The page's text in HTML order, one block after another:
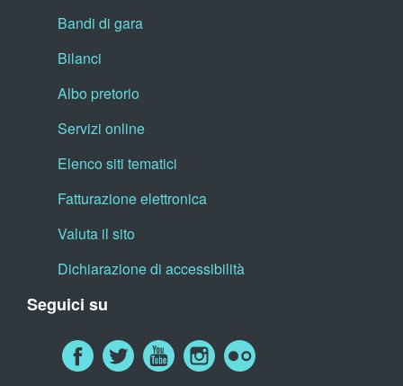
Bandi di gara
Bilanci
Albo pretorio
Servizi online
Elenco siti tematici
Fatturazione elettronica
Valuta il sito
Dichiarazione di accessibilità
Seguici su